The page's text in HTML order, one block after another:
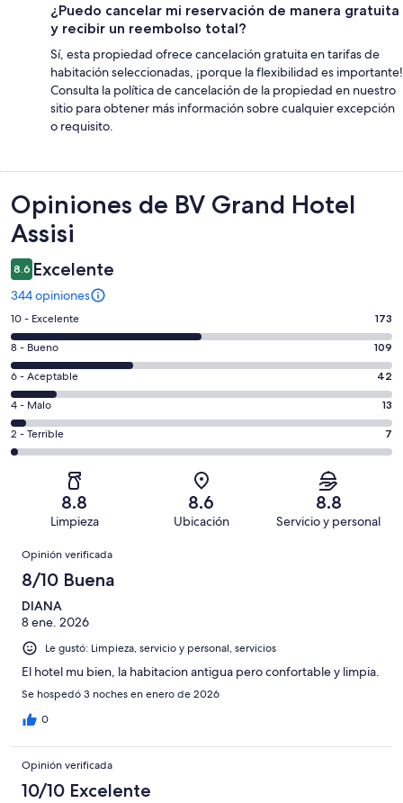
¿Puedo cancelar mi reservación de manera gratuita
y recibir un reembolso total?
Sí, esta propiedad ofrece cancelación gratuita en tarifas de
habitación seleccionadas, ¡porque la flexibilidad es importante!
Consulta la política de cancelación de la propiedad en nuestro
sitio para obtener más información sobre cualquier excepción
o requisito.
Opiniones
Opiniones de BV Grand Hotel
Assisi
8.6 Excelente
344 opiniones
Puntuación
de
10,
es
decir,
Excelente.
Basada
en
opiniones
10 - Excelente 173
Puntuación
de
8,
es
decir,
Bueno.
opiniones
8 - Bueno 109
Puntuación
de
6,
es
decir,
Aceptable.
de
344
opiniones
6 - Aceptable 42
Puntuación
de
4,
Basada
13
de
opiniones
4 - Malo 13
Puntuación
de
Terrible.
Basada
de
344
opiniones
2 - Terrible 7
8.8
Limpieza
8.6
Ubicación
8.8
Servicio y personal
Opiniones
Opinión verificada
8/10 Buena
DIANA
8 ene. 2026
Le gustó: Limpieza, servicio y personal, servicios
El hotel mu bien, la habitacion antigua pero confortable y limpia.
Se hospedó 3 noches en enero de 2026
0
Opinión verificada
10/10 Excelente